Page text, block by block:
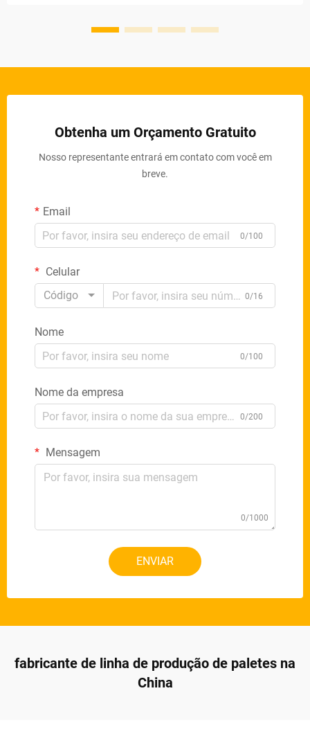
Obtenha um Orçamento Gratuito
Nosso representante entrará em contato com você em
breve.
Email
0/100
Celular
Código
0/16
Nome
0/100
Nome da empresa
0/200
Mensagem
0/1000
ENVIAR
fabricante de linha de produção de paletes na
China